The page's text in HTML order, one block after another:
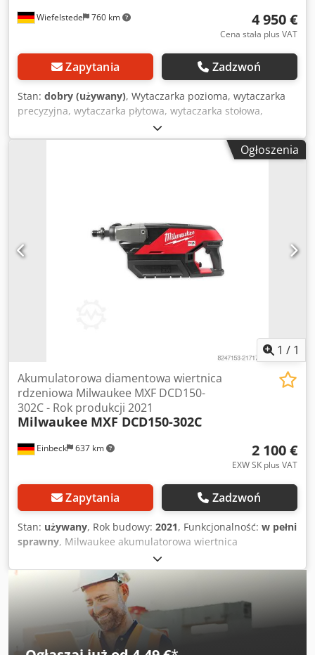
Wiefelstede 760 km 4 950 €
Cena stała plus VAT
Zapytania Zadzwoń
Stan: dobry (używany), Wytaczarka pozioma, wytaczarka
precyzyjna, wytaczarka płytowa, wytaczarka stołowa,
wytaczarka, frezarka, - Wymiary stołu: 700 x 405 mm -
Przesuwy: Z 330 mm / Y 410 mm / X 630 mm - Wysuw
pinoli: 155 mm - Uchwyt: MK4 - Prędkości obrotowe: 31 -
Ogłoszenia
1 / 1
Einbeck 637 km
Akumulatorowa diamentowa wiertnica
rdzeniowa Milwaukee MXF DCD150-
302C - Rok produkcji 2021
Milwaukee MXF DCD150-302C
2 100 €
EXW SK plus VAT
Zapytania Zadzwoń
Stan: używany, Rok budowy: 2021, Funkcjonalność: w pełni
sprawny, Milwaukee akumulatorowa wiertnica
diamentowa do wiercenia na sucho MXF DCD150-302C +
DR 150 — rok produkcji 2021 Używany sprzęt z
profesjonalnej floty wynajmu Kurt König Baumaschinen
GmbH, Einbeck. Akumulatorowa wiertnica diamentowa o
maks. średnicy wiercenia do 150 mm. Idealna do prac
instalacyjnych w betonie i murze. Stan i uwagi: - Stan:
Używana, pochodząca z wynajmu, regularnie serwisowana